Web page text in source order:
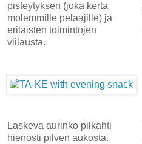
pisteytyksen (joka kerta
molemmille pelaajille) ja
erilaisten toimintojen
viilausta.
Laskeva aurinko pilkahti
hienosti pilven aukosta.